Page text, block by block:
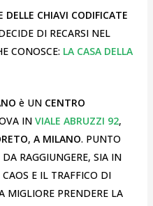
DELLE CHIAVI CODIFICATE
DI RECARSI NEL
CONOSCE: LA CASA DELLA
è UN CENTRO
IN VIALE ABRUZZI 92,
, A MILANO. PUNTO
RAGGIUNGERE, SIA IN
E IL TRAFFICO DI
MIGLIORE PRENDERE LA